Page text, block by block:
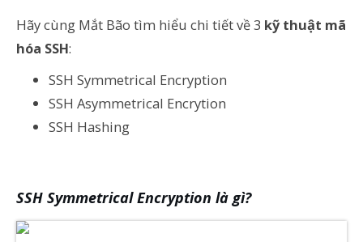
Hãy cùng Mắt Bão tìm hiểu chi tiết về 3 kỹ thuật mã
hóa SSH:
SSH Symmetrical Encryption
SSH Asymmetrical Encrytion
SSH Hashing
SSH Symmetrical Encryption là gì?